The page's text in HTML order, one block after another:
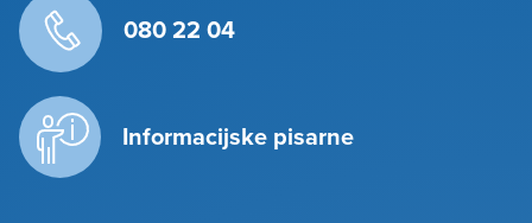
080 22 04
Informacijske pisarne